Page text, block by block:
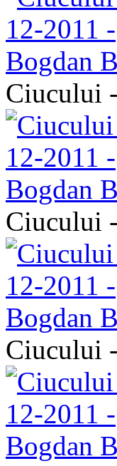
Ciucului
Ciucului
Ciucului